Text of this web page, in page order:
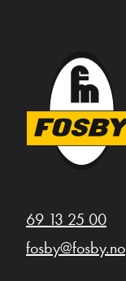
69 13 25 00
fosby@fosby.no